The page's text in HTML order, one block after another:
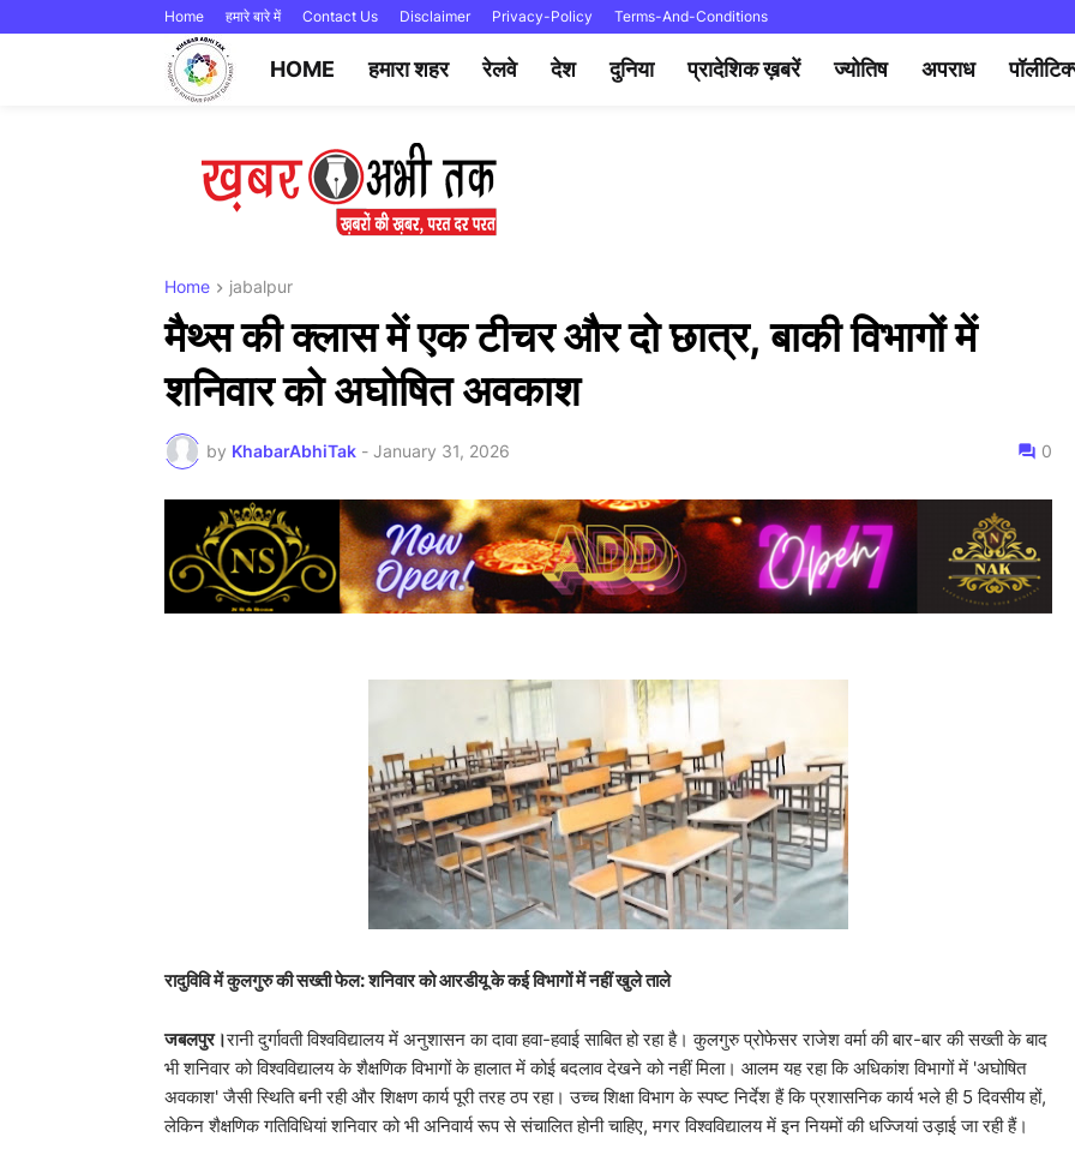
Home हमारे बारे में Contact Us Disclaimer Privacy-Policy Terms-And-Conditions
HOME हमारा शहर रेलवे देश दुनिया प्रादेशिक ख़बरें ज्योतिष अपराध
Home jabalpur
मैथ्स की क्लास में एक टीचर और दो छात्र, बाकी विभागों में
शनिवार को अघोषित अवकाश
by KhabarAbhiTak - January 31, 2026 0
रादुविवि में कुलगुरु की सख्ती फेल: शनिवार को आरडीयू के कई विभागों में नहीं खुले ताले
जबलपुर।रानी दुर्गावती विश्वविद्यालय में अनुशासन का दावा हवा-हवाई साबित हो रहा है। कुलगुरु प्रोफेसर राजेश वर्मा की बार-बार की सख्ती के बाद
भी शनिवार को विश्वविद्यालय के शैक्षणिक विभागों के हालात में कोई बदलाव देखने को नहीं मिला। आलम यह रहा कि अधिकांश विभागों में 'अघोषित
अवकाश' जैसी स्थिति बनी रही और शिक्षण कार्य पूरी तरह ठप रहा। उच्च शिक्षा विभाग के स्पष्ट निर्देश हैं कि प्रशासनिक कार्य भले ही 5 दिवसीय हों,
लेकिन शैक्षणिक गतिविधियां शनिवार को भी अनिवार्य रूप से संचालित होनी चाहिए, मगर विश्वविद्यालय में इन नियमों की धज्जियां उड़ाई जा रही हैं।